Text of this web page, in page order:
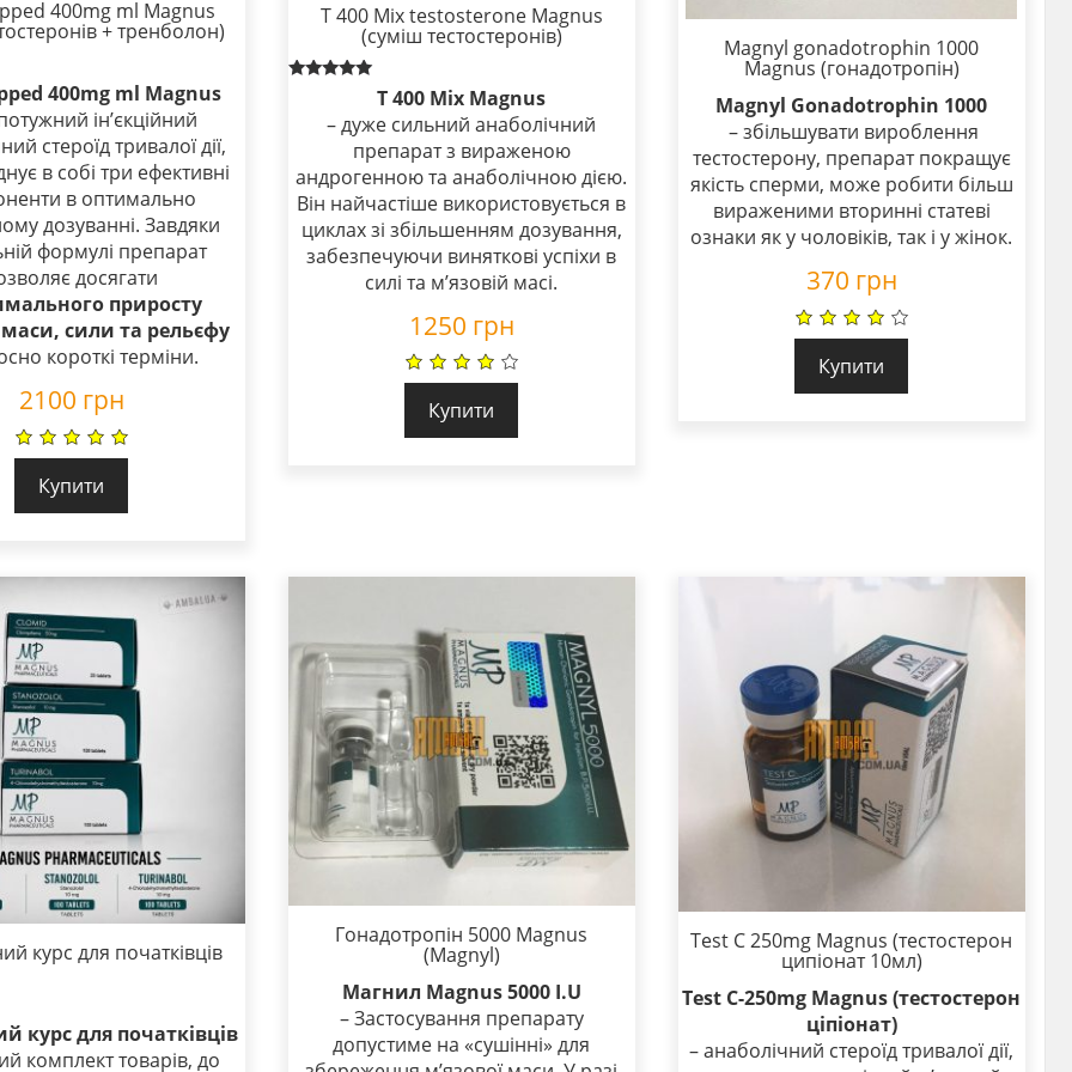
400mg ml Magnus
+ тренболон)
400mg ml Magnus
інʼєкційний
стероїд тривалої дії,
в собі три ефективні
в оптимально
дозуванні. Завдяки
формулі препарат
досягати
приросту
маси, сили та рельєфу
короткі терміни.
2100 грн
Купити
T 400 Mix testosterone Magnus
(суміш тестостеронів)
out of 5
T 400 Mix Magnus
– дуже сильний анаболічний
препарат з вираженою
андрогенною та анаболічною дією.
Він найчастіше використовується в
циклах зі збільшенням дозування,
забезпечуючи виняткові успіхи в
силі та м’язовій масі.
1250 грн
Купити
Magnyl gonadotrophin 1000
Magnus (гонадотропін)
Magnyl Gonadotrophin 1000
– збільшувати вироблення
тестостерону, препарат покращує
якість сперми, може робити більш
вираженими вторинні статеві
ознаки як у чоловіків, так і у жінок.
370 грн
Купити
курс для початківців
курс для початківців
комплект товарів, до
Гонадотропін 5000 Magnus
(Magnyl)
Магнил Magnus 5000 I.U
– Застосування препарату
допустиме на «сушінні» для
Test C 250mg Magnus (тестостерон
ципіонат 10мл)
Test C-250mg Magnus (тестостерон
ціпіонат)
– анаболічний стероїд тривалої дії,